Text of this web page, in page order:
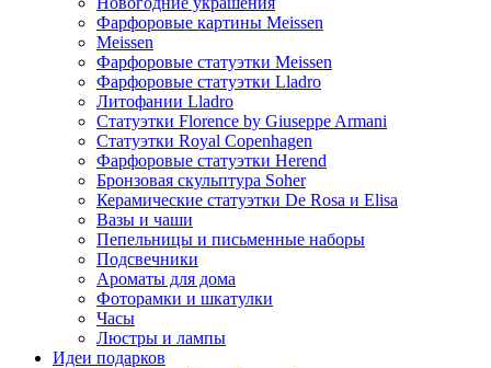
Фарфоровые картины Meissen
Meissen
Фарфоровые статуэтки Meissen
Фарфоровые статуэтки Lladro
Литофании Lladro
Статуэтки Florence by Giuseppe Armani
Статуэтки Royal Copenhagen
Фарфоровые статуэтки Herend
Бронзовая скульптура Soher
Керамические статуэтки De Rosa и Elisa
Вазы и чаши
Пепельницы и письменные наборы
Подсвечники
Ароматы для дома
Фоторамки и шкатулки
Часы
Люстры и лампы
Идеи подарков